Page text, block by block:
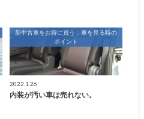
新中古車をお得に買う：車を見る時の
ポイント
2022.1.26
内装が汚い車は売れない。